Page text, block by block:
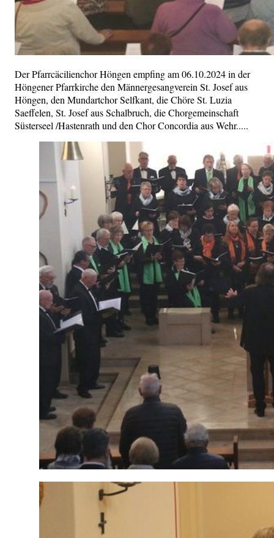
Der Pfarrcäcilienchor Höngen empfing am 06.10.2024 in der
Höngener Pfarrkirche den Männergesangverein St. Josef aus
Höngen, den Mundartchor Selfkant, die Chöre St. Luzia
Saeffelen, St. Josef aus Schalbruch, die Chorgemeinschaft
Süsterseel /Hastenrath und den Chor Concordia aus Wehr.....